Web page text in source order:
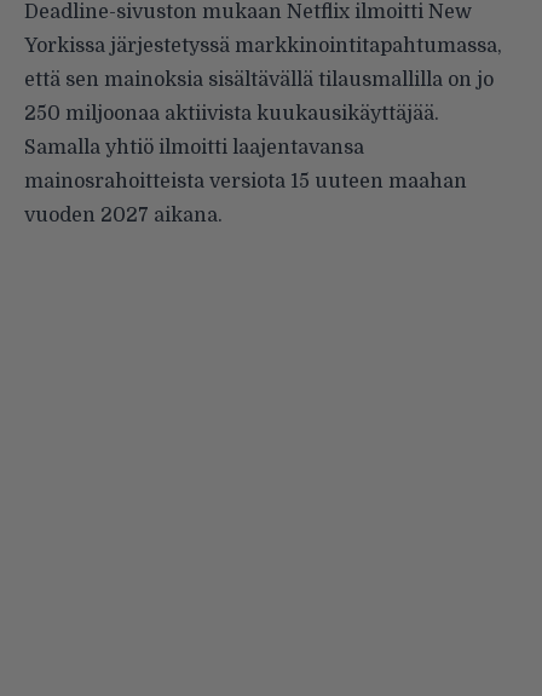
Deadline-sivuston mukaan Netflix ilmoitti New
Yorkissa järjestetyssä markkinointitapahtumassa,
että sen mainoksia sisältävällä tilausmallilla on jo
250 miljoonaa aktiivista kuukausikäyttäjää.
Samalla yhtiö ilmoitti laajentavansa
mainosrahoitteista versiota 15 uuteen maahan
vuoden 2027 aikana.